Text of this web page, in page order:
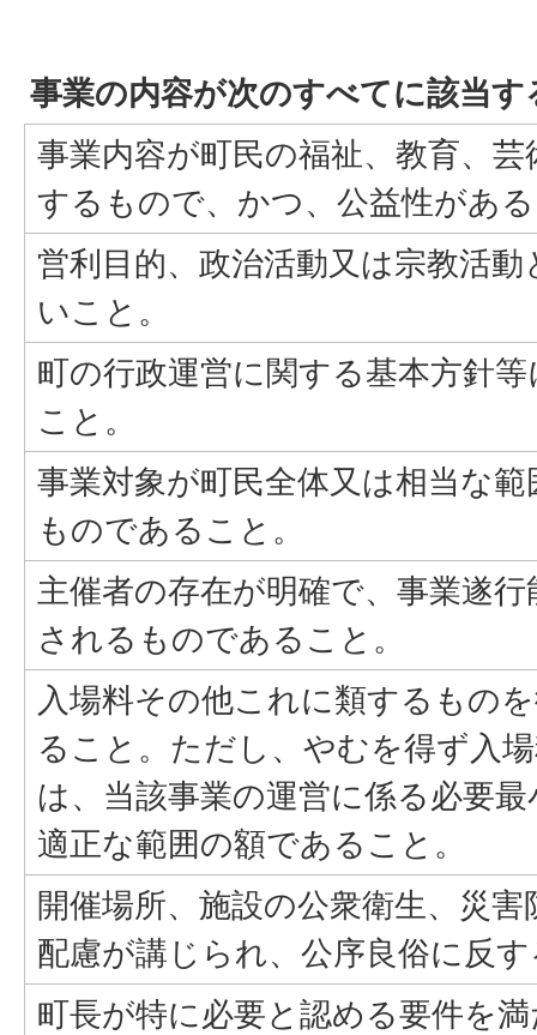
事業の内容が次のすべてに該当
事業内容が町民の福祉、教育、
するもので、かつ、公益性があ
営利目的、政治活動又は宗教活
いこと。
町の行政運営に関する基本方針
こと。
事業対象が町民全体又は相当な
ものであること。
主催者の存在が明確で、事業遂
されるものであること。
入場料その他これに類するもの
ること。ただし、やむを得ず入
は、当該事業の運営に係る必要
適正な範囲の額であること。
開催場所、施設の公衆衛生、災
配慮が講じられ、公序良俗に反
町長が特に必要と認める要件を